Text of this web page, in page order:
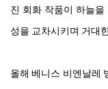
진 회화 작품이 하늘을
성을 교차시키며 거대
올해 베니스 비엔날레